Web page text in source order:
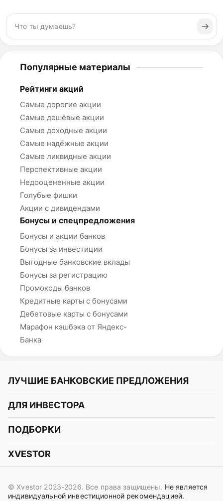
Популярные материалы
Рейтинги акций
Самые дорогие акции
Самые дешёвые акции
Самые доходные акции
Самые надёжные акции
Самые ликвидные акции
Перспективные акции
Недооцененные акции
Голубые фишки
Акции с дивидендами
Бонусы и спецпредложения
Бонусы и акции банков
Бонусы за инвестиции
Выгодные банковские вклады
Бонусы за регистрацию
Промокоды банков
Кредитные карты с бонусами
Дебетовые карты с бонусами
Марафон кэшбэка от Яндекс-
Банка
ЛУЧШИЕ БАНКОВСКИЕ ПРЕДЛОЖЕНИЯ
Альфа-Банк
СБЕР
Газпромбанк
OZON Банк
ДЛЯ ИНВЕСТОРА
Курс акций
Курс облигаций
Прогнозы на криптовалюты
ПОДБОРКИ
Подборки акций
Подборки облигаций
XVESTOR
Вконтакте
© Xvestor 2023-2026. Все права защищены. Не является
индивидуальной инвестиционной рекомендацией.